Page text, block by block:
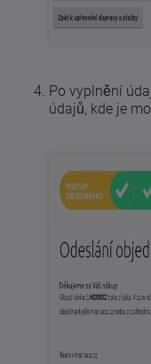
Po vyplnění
údajů, kde je